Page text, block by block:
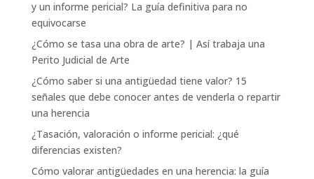
y un informe pericial? La guía definitiva para no
equivocarse
¿Cómo se tasa una obra de arte? | Así trabaja una
Perito Judicial de Arte
¿Cómo saber si una antigüedad tiene valor? 15
señales que debe conocer antes de venderla o repartir
una herencia
¿Tasación, valoración o informe pericial: ¿qué
diferencias existen?
Cómo valorar antigüedades en una herencia: la guía